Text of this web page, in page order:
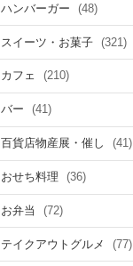
ハンバーガー (48)
スイーツ・お菓子 (321)
カフェ (210)
バー (41)
百貨店物産展・催し (41)
おせち料理 (36)
お弁当 (72)
テイクアウトグルメ (77)